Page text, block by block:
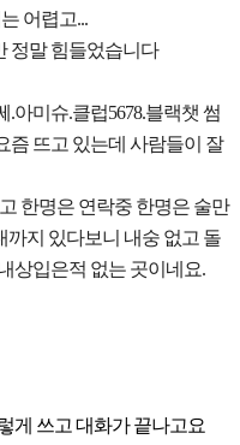
어렵고...
정말 힘들었습니다
아미슈.클럽5678.블랙챗 썸
즘 뜨고 있는데 사람들이 잘
한명은 연락중 한명은 술만
까지 있다보니 내숭 없고 돌
상입은적 없는 곳이네요.
게 쓰고 대화가 끝나고요